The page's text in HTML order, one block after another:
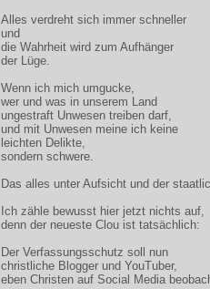
Alles verdreht sich immer schneller
und
die Wahrheit wird zum Aufhänger
der Lüge.
Wenn ich mich umgucke,
wer und was in unserem Land
ungestraft Unwesen treiben darf,
und mit Unwesen meine ich keine
leichten Delikte,
sondern schwere.
Das alles unter Aufsicht und der
Ich zähle bewusst hier jetzt nichts auf,
denn der neueste Clou ist tatsächlich:
Der Verfassungsschutz soll nun
christliche Blogger und YouTuber,
eben Christen auf Social Media